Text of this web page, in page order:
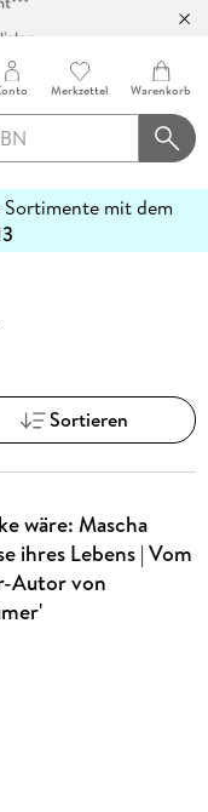
Merkzettel Warenkorb
mit dem
Sortieren
wäre: Mascha
ihres Lebens | Vom
Autor von